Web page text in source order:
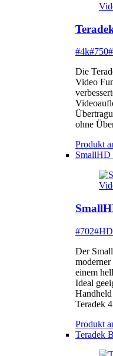
#4k#750
Die
Video
ohne
Produkt
SmallHD
#702#HD
Der
einem
Ideal
Teradek
Produkt
Teradek